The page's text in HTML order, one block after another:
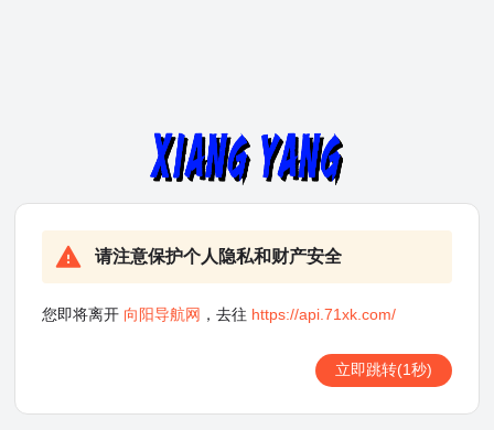
请注意保护个人隐私和财产安全
您即将离开 向阳导航网 ，去往 https://api.71xk.com/
立即跳转(1秒)